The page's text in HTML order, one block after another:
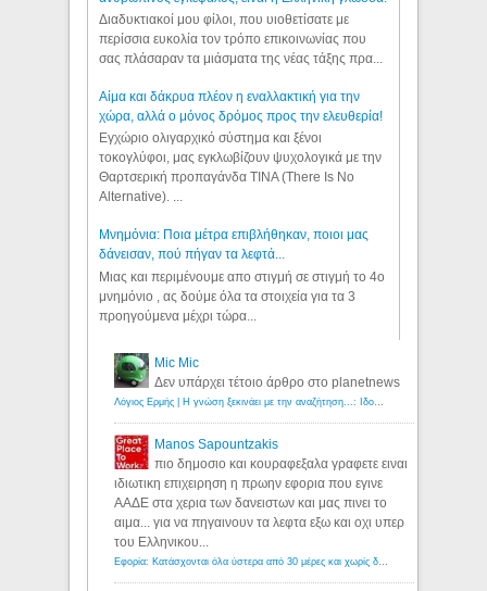
Διαδυκτιακοί μου φίλοι, που υιοθετίσατε με
περίσσια ευκολία τον τρόπο επικοινωνίας που
σας πλάσαραν τα μιάσματα της νέας τάξης πρα...
Αίμα και δάκρυα πλέον η εναλλακτική για την
χώρα, αλλά ο μόνος δρόμος προς την ελευθερία!
Εγχώριο ολιγαρχικό σύστημα και ξένοι
τοκογλύφοι, μας εγκλωβίζουν ψυχολογικά με την
Θαρτσερική προπαγάνδα TINA (There Is No
Alternative). ...
Μνημόνια: Ποια μέτρα επιβλήθηκαν, ποιοι μας
δάνεισαν, πού πήγαν τα λεφτά...
Μιας και περιμένουμε απο στιγμή σε στιγμή το 4ο
μνημόνιο , ας δούμε όλα τα στοιχεία για τα 3
προηγούμενα μέχρι τώρα...
Mic Mic
Δεν υπάρχει τέτοιο άρθρο στο planetnews
Manos Sapountzakis
πιο δημοσιο και κουραφεξαλα γραφετε ειναι
ιδιωτικη επιχειρηση η πρωην εφορια που εγινε
ΑΑΔΕ στα χερια των δανειστων και μας πινει το
αιμα... για να πηγαινουν τα λεφτα εξω και οχι υπερ
του Ελληνικου...